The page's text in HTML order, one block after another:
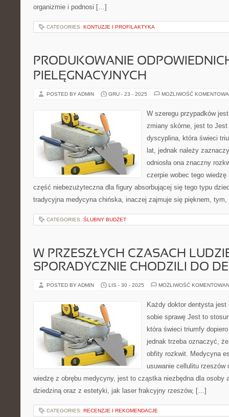
organizmie i podnosi […]
CATEGORIES: KONTUZJE I PROFILAKTYKA
PRODUKOWANIE
PIELĘGNACYJNYCH
POSTED BY ADMIN GRU - 23 - 2025 MOŻLIWOŚĆ
W szeregu przypadków
zmiany skórne, jest to
dyscyplina, która świeci
lat, jednak należy
odniosła ona znaczny
czerpie wobec tego
część niebezużyteczna dla figury absorbującej się tego typu
tradycyjna medycyna chińska, inaczej zajmuje się pięknem,
CATEGORIES: ŚLUBNY BUDŻET
W PRZESZŁYCH CZASACH
SPORADYCZNIE CHODZILI DO
POSTED BY ADMIN LIS - 30 - 2025 MOŻLIWOŚĆ
Każdy doktor dentysta
sobie sprawę Jest to
która świeci triumfy
jednak trzeba oznaczyć,
obfity rozkwit. Medycyna
usuwanie cellulitu
wiedzę z obrębu medycyny, jest to cząstka niezbędna dla osoby
dziedziną oraz z estetyki, jak laser frakcyjny rzeszów, […]
CATEGORIES: RECENZJE I REKOMENDACJE